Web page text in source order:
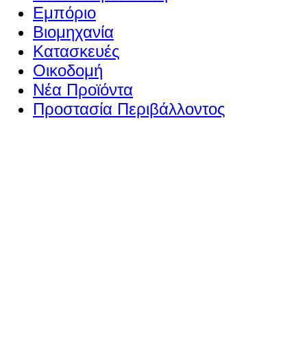
Εμπόριο
Βιομηχανία
Κατασκευές
Οικοδομή
Νέα Προϊόντα
Προστασία Περιβάλλοντος